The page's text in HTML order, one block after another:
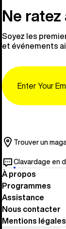
Ne
Soyez les
et événements
Trouver un
Clavardage en
À propos
Programmes
Assistance
Nous contacter
Mentions légales